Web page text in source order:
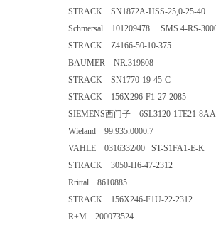
STRACK SN1872A-HSS-25,0-25-40
Schmersal 101209478 SMS 4-RS-
STRACK Z4166-50-10-375
BAUMER NR.319808
STRACK SN1770-19-45-C
STRACK 156X296-F1-27-2085
SIEMENS西门子 6SL3120-1TE21-
Wieland 99.935.0000.7
VAHLE 0316332/00 ST-S1FA1-E-K
STRACK 3050-H6-47-2312
Rrittal 8610885
STRACK 156X246-F1U-22-2312
R+M 200073524